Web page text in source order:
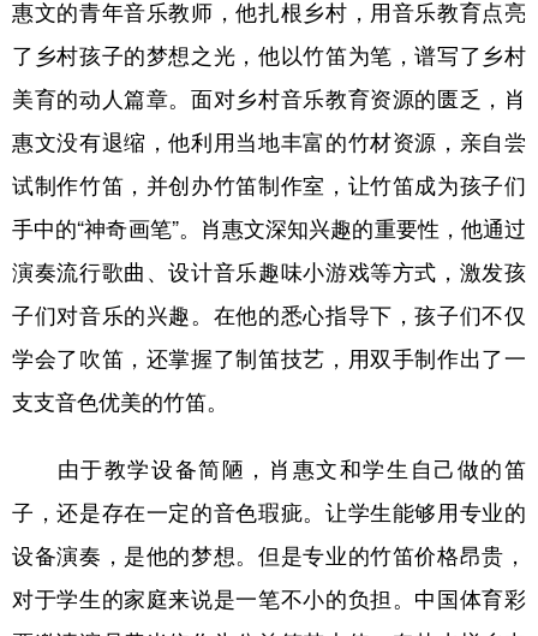
惠文的青年音乐教师，他扎根乡村，用音乐教育点亮
了乡村孩子的梦想之光，他以竹笛为笔，谱写了乡村
美育的动人篇章。面对乡村音乐教育资源的匮乏，肖
惠文没有退缩，他利用当地丰富的竹材资源，亲自尝
试制作竹笛，并创办竹笛制作室，让竹笛成为孩子们
手中的“神奇画笔”。肖惠文深知兴趣的重要性，他通过
演奏流行歌曲、设计音乐趣味小游戏等方式，激发孩
子们对音乐的兴趣。在他的悉心指导下，孩子们不仅
学会了吹笛，还掌握了制笛技艺，用双手制作出了一
支支音色优美的竹笛。
由于教学设备简陋，肖惠文和学生自己做的笛
子，还是存在一定的音色瑕疵。让学生能够用专业的
设备演奏，是他的梦想。但是专业的竹笛价格昂贵，
对于学生的家庭来说是一笔不小的负担。中国体育彩